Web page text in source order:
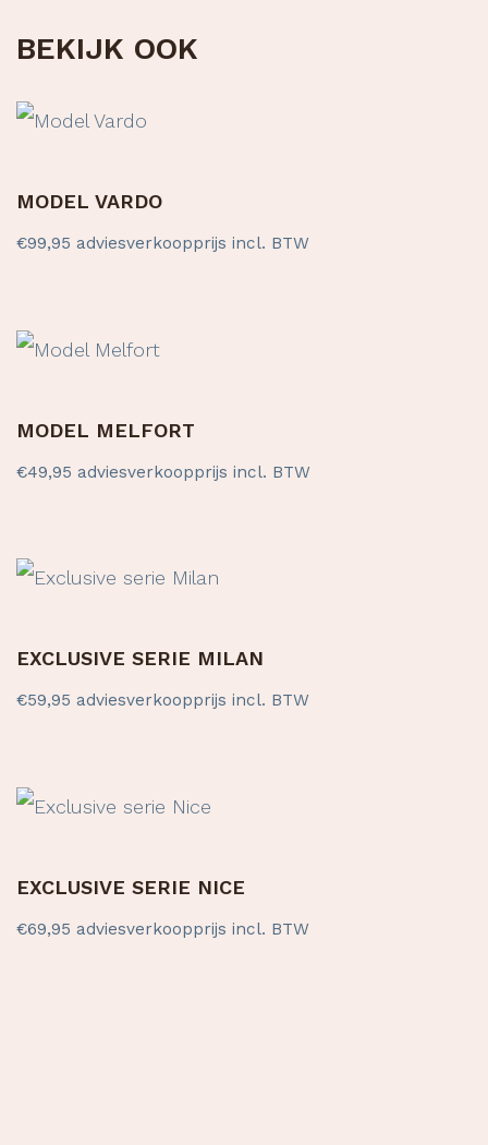
BEKIJK OOK
MODEL VARDO
€99,95 adviesverkoopprijs incl. BTW
MODEL MELFORT
€49,95 adviesverkoopprijs incl. BTW
EXCLUSIVE SERIE MILAN
€59,95 adviesverkoopprijs incl. BTW
EXCLUSIVE SERIE NICE
€69,95 adviesverkoopprijs incl. BTW